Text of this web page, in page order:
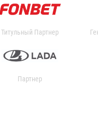
Титульный Партнер
Партнер